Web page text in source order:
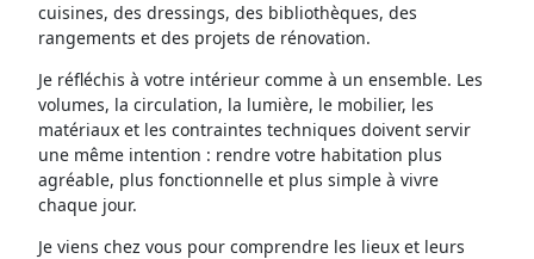
cuisines, des dressings, des bibliothèques, des
rangements et des projets de rénovation.
Je réfléchis à votre intérieur comme à un ensemble. Les
volumes, la circulation, la lumière, le mobilier, les
matériaux et les contraintes techniques doivent servir
une même intention : rendre votre habitation plus
agréable, plus fonctionnelle et plus simple à vivre
chaque jour.
Je viens chez vous pour comprendre les lieux et leurs